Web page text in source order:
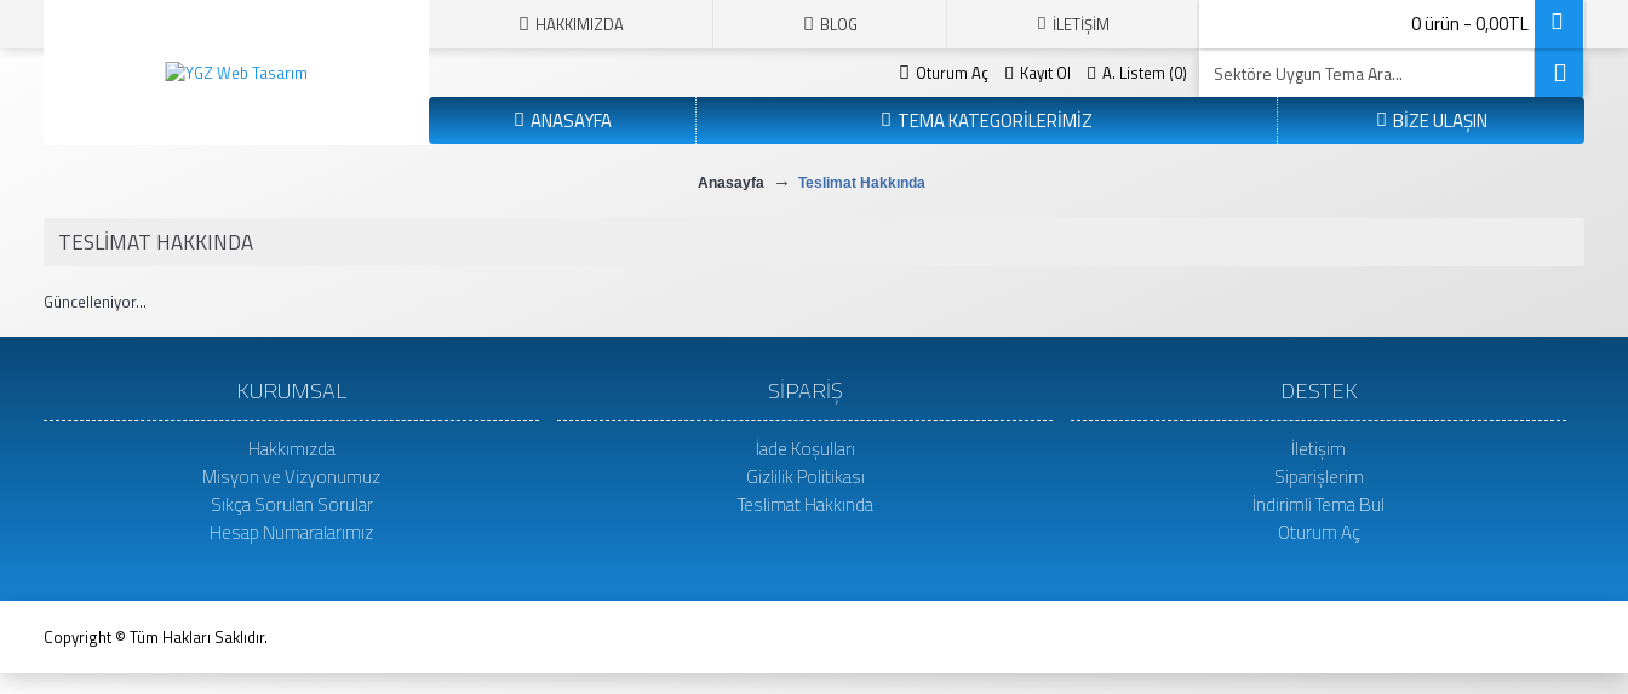
HAKKIMIZDA BLOG İLETIŞIM 0 ürün - 0,00TL
Oturum Aç Kayıt Ol A. Listem (0)
ANASAYFA TEMA KATEGORİLERİMİZ BİZE ULAŞIN
Anasayfa Teslimat Hakkında
TESLIMAT HAKKINDA
Güncelleniyor...
KURUMSAL
Hakkımızda
Misyon ve Vizyonumuz
Sıkça Sorulan Sorular
Hesap Numaralarımız
SİPARİŞ
İade Koşulları
Gizlilik Politikası
Teslimat Hakkında
DESTEK
İletişim
Siparişlerim
İndirimli Tema Bul
Oturum Aç
Copyright © Tüm Hakları Saklıdır.